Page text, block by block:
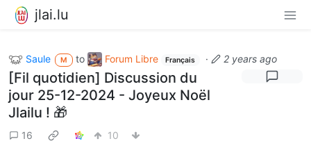
jlai.lu
Saule M to Forum Libre Français · 2 years ago
[Fil quotidien] Discussion du
jour 25-12-2024 - Joyeux Noël
Jlailu ! 🎁
16 10